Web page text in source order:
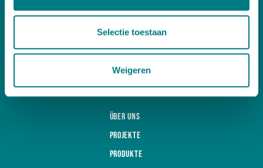
Selectie toestaan
Weigeren
T+31 (0)174 518 113
Über uns
Projekte
Produkte